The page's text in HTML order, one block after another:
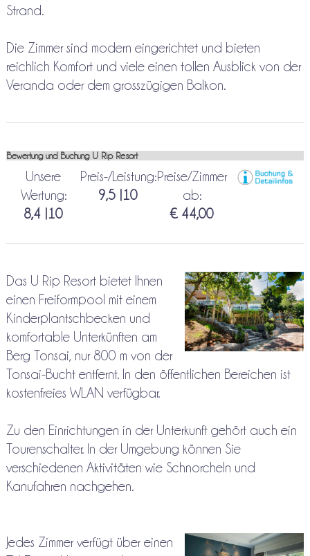
Strand.
Die Zimmer sind modern eingerichtet und bieten
reichlich Komfort und viele einen tollen Ausblick von der
Veranda oder dem grosszügigen Balkon.
Bewertung und Buchung U Rip Resort
Unsere
Wertung:
8,4 |10
Preis-/Leistung:
9,5 |10
Preise/Zimmer
ab:
€ 44,00
Das U Rip Resort bietet Ihnen
einen Freiformpool mit einem
Kinderplantschbecken und
komfortable Unterkünften am
Berg Tonsai, nur 800 m von der
Tonsai-Bucht entfernt. In den öffentlichen Bereichen ist
kostenfreies WLAN verfügbar.
Zu den Einrichtungen in der Unterkunft gehört auch ein
Tourenschalter. In der Umgebung können Sie
verschiedenen Aktivitäten wie Schnorcheln und
Kanufahren nachgehen.
Jedes Zimmer verfügt über einen